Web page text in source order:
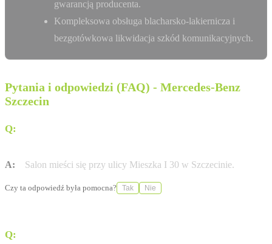
gwarancją producenta.
Kompleksowa obsługa blacharsko-lakiernicza i
bezgotówkowa likwidacja szkód komunikacyjnych.
Pytania i odpowiedzi (FAQ) - Mercedes-Benz
Szczecin
Q:
A: Salon mieści się przy ulicy Mieszka I 30 w Szczecinie.
Czy ta odpowiedź była pomocna? Tak Nie
Q: